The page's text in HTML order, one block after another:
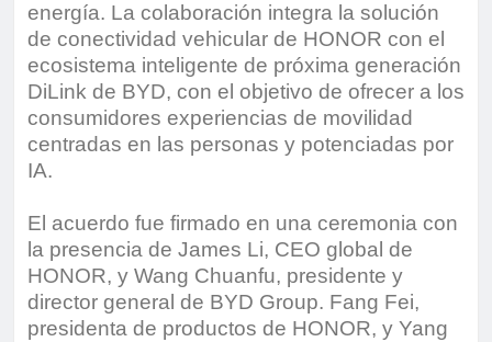
energía. La colaboración integra la solución
de conectividad vehicular de HONOR con el
ecosistema inteligente de próxima generación
DiLink de BYD, con el objetivo de ofrecer a los
consumidores experiencias de movilidad
centradas en las personas y potenciadas por
IA.
El acuerdo fue firmado en una ceremonia con
la presencia de James Li, CEO global de
HONOR, y Wang Chuanfu, presidente y
director general de BYD Group. Fang Fei,
presidenta de productos de HONOR, y Yang